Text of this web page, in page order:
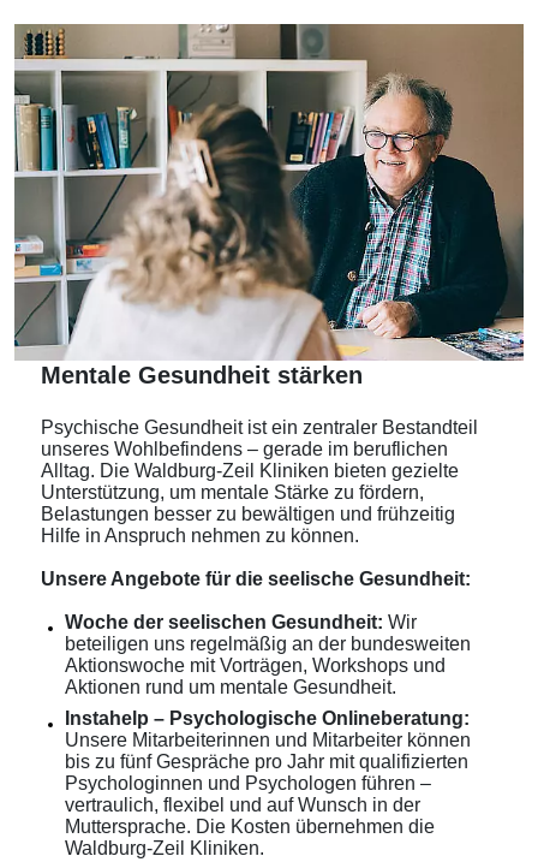
Mentale Gesundheit stärken
Psychische Gesundheit ist ein zentraler Bestandteil
unseres Wohlbefindens – gerade im beruflichen
Alltag. Die Waldburg-Zeil Kliniken bieten gezielte
Unterstützung, um mentale Stärke zu fördern,
Belastungen besser zu bewältigen und frühzeitig
Hilfe in Anspruch nehmen zu können.
Unsere Angebote für die seelische Gesundheit:
Woche der seelischen Gesundheit: Wir
beteiligen uns regelmäßig an der bundesweiten
Aktionswoche mit Vorträgen, Workshops und
Aktionen rund um mentale Gesundheit.
Instahelp – Psychologische Onlineberatung:
Unsere Mitarbeiterinnen und Mitarbeiter können
bis zu fünf Gespräche pro Jahr mit qualifizierten
Psychologinnen und Psychologen führen –
vertraulich, flexibel und auf Wunsch in der
Muttersprache. Die Kosten übernehmen die
Waldburg-Zeil Kliniken.